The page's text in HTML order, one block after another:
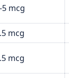
5 mcg
mcg
mcg